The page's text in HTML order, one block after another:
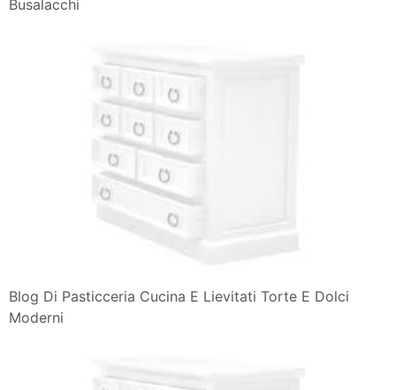
Busalacchi
Blog Di Pasticceria Cucina E Lievitati Torte E Dolci
Moderni